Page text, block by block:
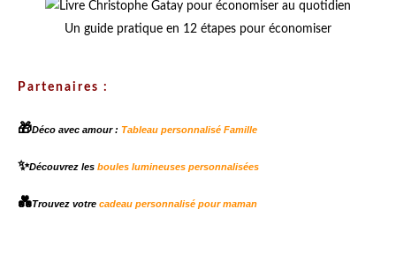
Un guide pratique en 12 étapes pour économiser
Partenaires :
🎁Déco avec amour : Tableau personnalisé Famille
✨Découvrez les boules lumineuses personnalisées
💑Trouvez votre cadeau personnalisé pour maman